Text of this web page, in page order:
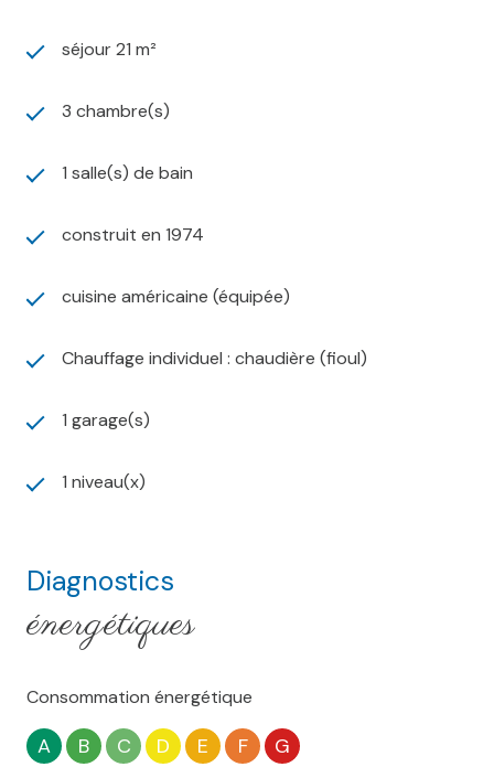
séjour 21 m²
3 chambre(s)
1 salle(s) de bain
construit en 1974
cuisine américaine (équipée)
Chauffage individuel : chaudière (fioul)
1 garage(s)
1 niveau(x)
Diagnostics
énergétiques
Consommation énergétique
A B C D E F G